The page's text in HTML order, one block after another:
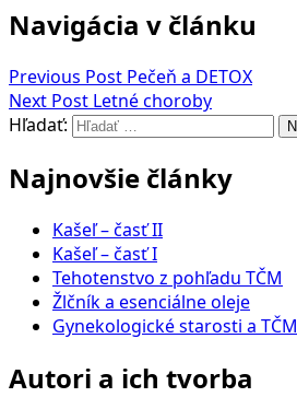
Navigácia v článku
Previous Post Pečeň a DETOX
Next Post Letné choroby
Hľadať:
Najnovšie články
Kašeľ – časť II
Kašeľ – časť I
Tehotenstvo z pohľadu TČM
Žlčník a esenciálne oleje
Gynekologické starosti a TČM
Autori a ich tvorba